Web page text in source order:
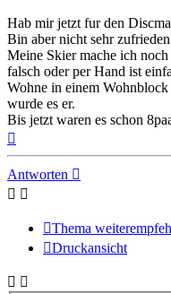
Hab mir jetzt fur den
Bin aber nicht sehr
Meine Skier mache ich
falsch oder per Hand ist
Wohne in einem
wurde es er.
Bis jetzt waren es schon
Antworten
Thema
Druckansicht